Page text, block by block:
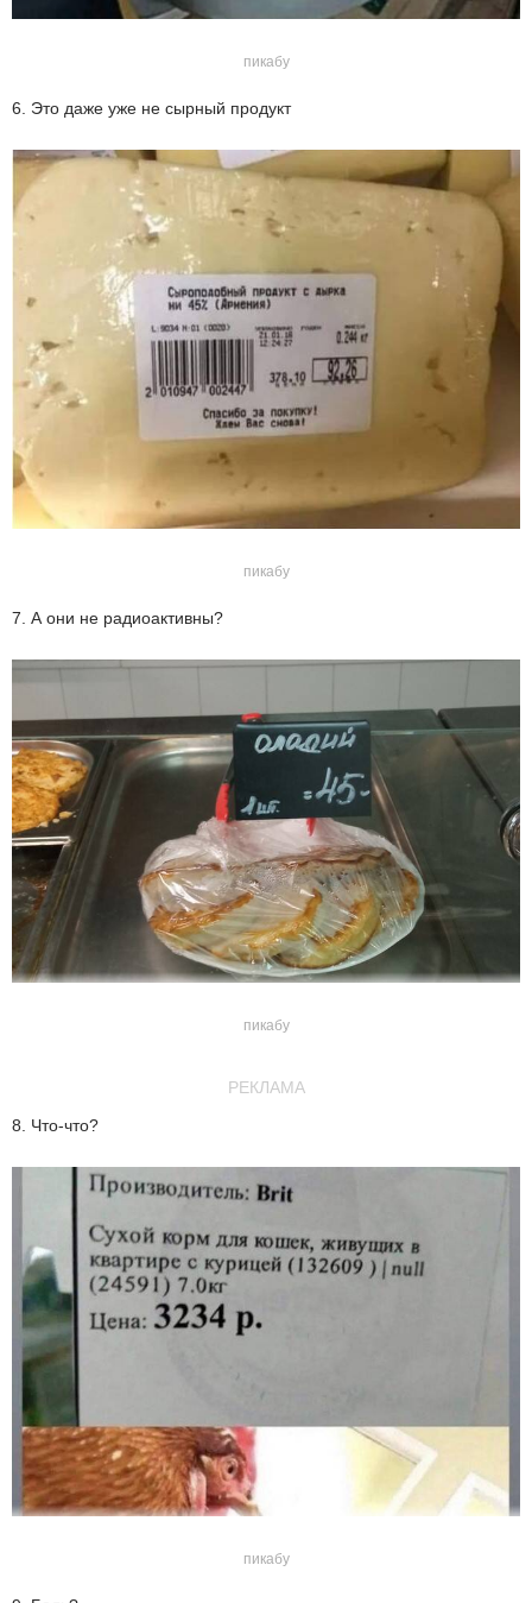
пикабу
6. Это даже уже не сырный продукт
пикабу
7. А они не радиоактивны?
пикабу
РЕКЛАМА
8. Что-что?
пикабу